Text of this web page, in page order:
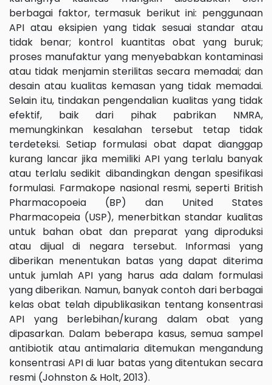
berbagai faktor, termasuk berikut ini: penggunaan
API atau eksipien yang tidak sesuai standar atau
tidak benar; kontrol kuantitas obat yang buruk;
proses manufaktur yang menyebabkan kontaminasi
atau tidak menjamin sterilitas secara memadai; dan
desain atau kualitas kemasan yang tidak memadai.
Selain itu, tindakan pengendalian kualitas yang tidak
efektif, baik dari pihak pabrikan NMRA,
memungkinkan kesalahan tersebut tetap tidak
terdeteksi. Setiap formulasi obat dapat dianggap
kurang lancar jika memiliki API yang terlalu banyak
atau terlalu sedikit dibandingkan dengan spesifikasi
formulasi. Farmakope nasional resmi, seperti British
Pharmacopoeia (BP) dan United States
Pharmacopeia (USP), menerbitkan standar kualitas
untuk bahan obat dan preparat yang diproduksi
atau dijual di negara tersebut. Informasi yang
diberikan menentukan batas yang dapat diterima
untuk jumlah API yang harus ada dalam formulasi
yang diberikan. Namun, banyak contoh dari berbagai
kelas obat telah dipublikasikan tentang konsentrasi
API yang berlebihan/kurang dalam obat yang
dipasarkan. Dalam beberapa kasus, semua sampel
antibiotik atau antimalaria ditemukan mengandung
konsentrasi API di luar batas yang ditentukan secara
resmi (Johnston & Holt, 2013).